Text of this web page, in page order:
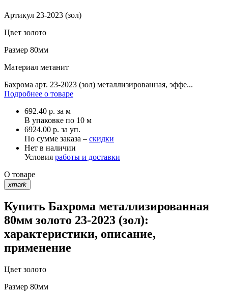
Артикул 23-2023 (зол)
Цвет золото
Размер 80мм
Материал метанит
Бахрома арт. 23-2023 (зол) металлизированная, эффе...
Подробнее о товаре
692.40 р. за м
В упаковке по 10 м
6924.00 р. за уп.
По сумме заказа – скидки
Нет в наличии
Условия работы и доставки
О товаре
xmark
Купить Бахрома металлизированная
80мм золото 23-2023 (зол):
характеристики, описание,
применение
Цвет золото
Размер 80мм